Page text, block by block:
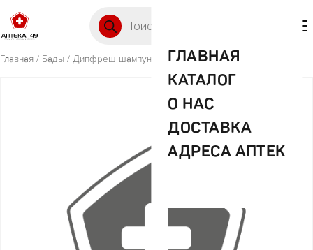
ГЛАВНАЯ
КАТАЛОГ
О НАС
ДОСТАВКА
АДРЕСА АПТЕК
Главная / Бады / Дипфреш шампунь дет.пробиотик 300мл